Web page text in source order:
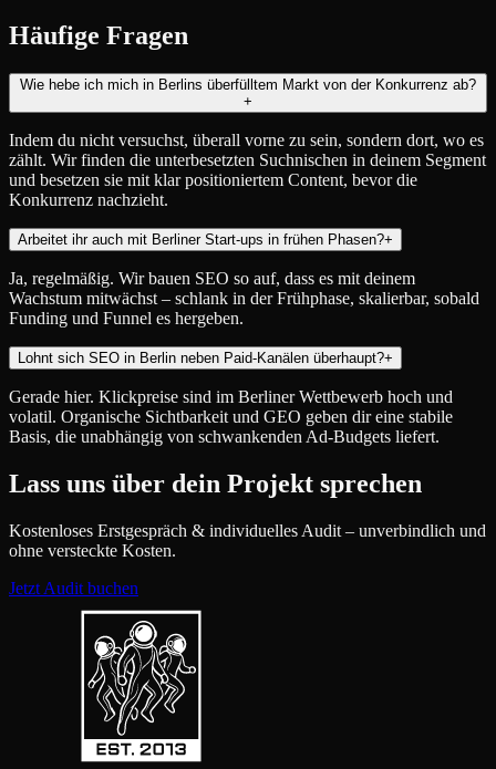
Häufige Fragen
Wie hebe ich mich in Berlins überfülltem Markt von der Konkurrenz ab?
+
Indem du nicht versuchst, überall vorne zu sein, sondern dort, wo es
zählt. Wir finden die unterbesetzten Suchnischen in deinem Segment
und besetzen sie mit klar positioniertem Content, bevor die
Konkurrenz nachzieht.
Arbeitet ihr auch mit Berliner Start-ups in frühen Phasen?+
Ja, regelmäßig. Wir bauen SEO so auf, dass es mit deinem
Wachstum mitwächst – schlank in der Frühphase, skalierbar, sobald
Funding und Funnel es hergeben.
Lohnt sich SEO in Berlin neben Paid-Kanälen überhaupt?+
Gerade hier. Klickpreise sind im Berliner Wettbewerb hoch und
volatil. Organische Sichtbarkeit und GEO geben dir eine stabile
Basis, die unabhängig von schwankenden Ad-Budgets liefert.
Lass uns über dein Projekt sprechen
Kostenloses Erstgespräch & individuelles Audit – unverbindlich und
ohne versteckte Kosten.
Jetzt Audit buchen